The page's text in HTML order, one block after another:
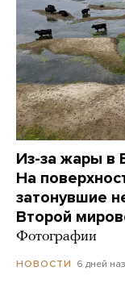
Из-за жары в
На
затонувшие
Второй
Фотографии
НОВОСТИ 6 дней